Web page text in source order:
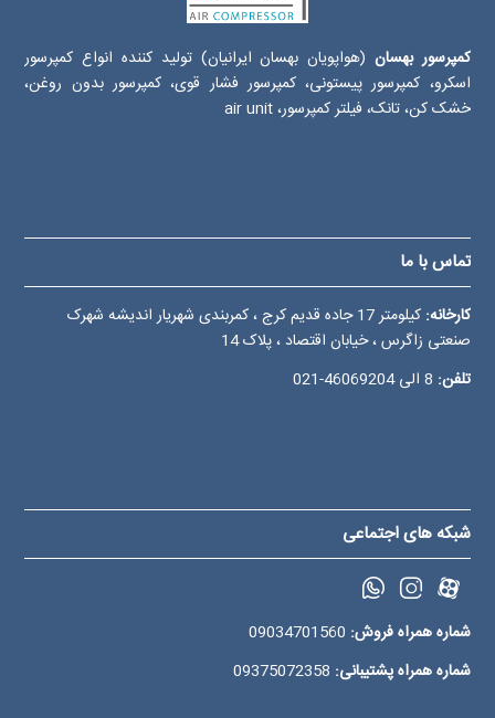
کمپرسور بهسان (هواپویان بهسان ایرانیان) تولید کننده انواع کمپرسور
اسکرو، کمپرسور پیستونی، کمپرسور فشار قوی، کمپرسور بدون روغن،
خشک کن، تانک، فیلتر کمپرسور، air unit
تماس با ما
کارخانه:
کیلومتر 17 جاده قدیم کرج ، کمربندی شهریار اندیشه شهرک
صنعتی زاگرس ، خیابان اقتصاد ، پلاک 14
تلفن:
46069204-021
شبکه های اجتماعی
شماره همراه فروش:
شماره همراه پشتیبانی: